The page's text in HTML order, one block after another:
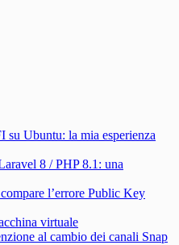
Ubuntu: la mia esperienza
8 / PHP 8.1: una
l’errore Public Key
virtuale
al cambio dei canali Snap